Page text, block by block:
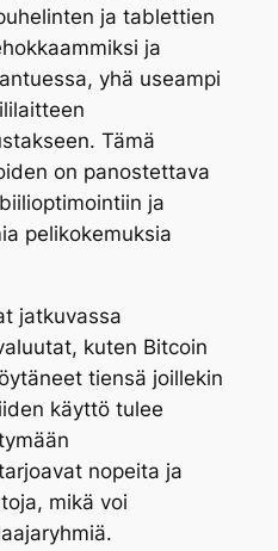
ja tablettien
ja
yhä useampi
Tämä
on panostettava
ja
pelikokemuksia
jatkuvassa
kuten Bitcoin
tiensä joillekin
käyttö tulee
nopeita ja
mikä voi